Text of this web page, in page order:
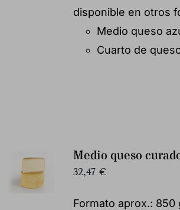
disponible en otros
Medio queso
Cuarto de
Medio queso
32,47 €
Formato aprox.: 850